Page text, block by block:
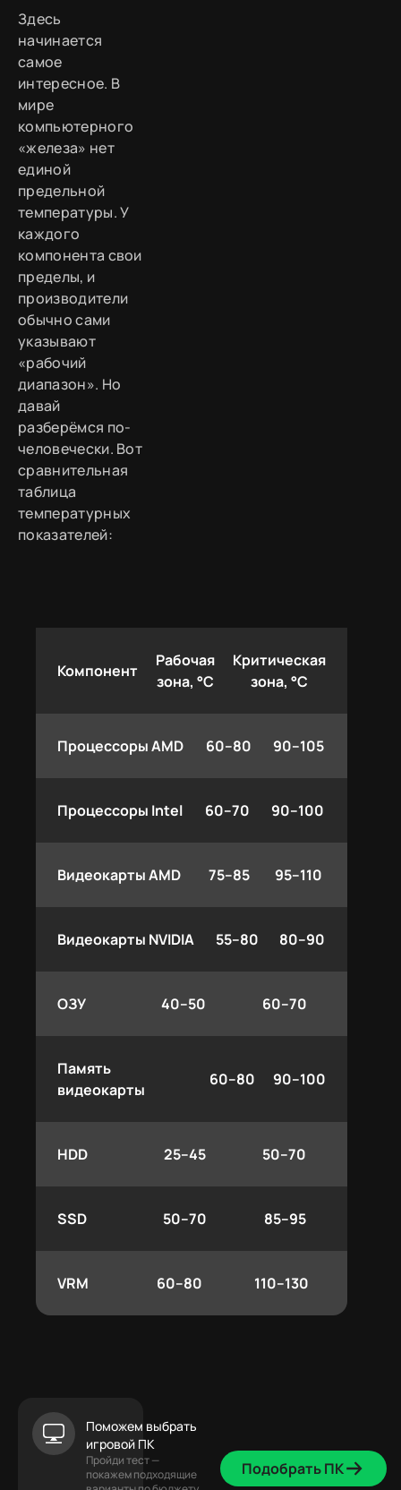
Здесь
начинается
самое
интересное. В
мире
компьютерного
«железа» нет
единой
предельной
температуры. У
каждого
компонента свои
пределы, и
производители
обычно сами
указывают
«рабочий
диапазон». Но
давай
разберёмся по-
человечески. Вот
сравнительная
таблица
температурных
показателей:
Компонент
Рабочая
зона, °C
Критическая
зона, °C
Процессоры AMD 60–80 90–105
Процессоры Intel 60–70 90–100
Видеокарты AMD 75–85 95–110
Видеокарты NVIDIA 55–80 80–90
ОЗУ 40–50 60–70
Память
видеокарты
60–80 90–100
HDD 25–45 50–70
SSD 50–70 85–95
VRM 60–80 110–130
Поможем выбрать
игровой ПК
Пройди тест —
покажем подходящие
Подобрать ПК